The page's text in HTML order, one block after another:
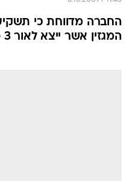
המגזין אשר ייצא לאור 3 פעמים בשנה